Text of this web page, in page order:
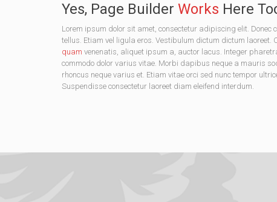
Yes, Page Builder Works Here
Lorem ipsum dolor sit amet, consectetur adipiscing elit.
tellus. Etiam vel ligula eros. Vestibulum dictum dictum
quam venenatis, aliquet ipsum a, auctor lacus. Integer
commodo dolor varius vitae. Morbi dapibus neque a mauris
rhoncus neque varius et. Etiam vitae orci sed nunc tempor
Suspendisse consectetur laoreet diam eleifend interdum.